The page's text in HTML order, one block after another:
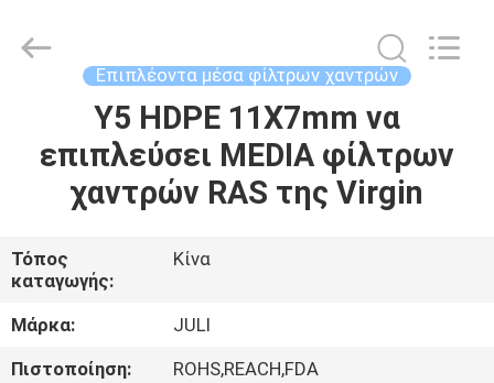
ΠΡΟΪΌΝΤΑ
ΣΧΕΤΙΚΆ
ΜΕ
ΕΜΆΣ
Rights
Επιπλέοντα μέσα φίλτρων χαντρών
Y5 HDPE 11X7mm να
επιπλεύσει MEDIA φίλτρων
χαντρών RAS της Virgin
Τόπος
καταγωγής:
Κίνα
Μάρκα:
JULI
Πιστοποίηση:
ROHS,REACH,FDA